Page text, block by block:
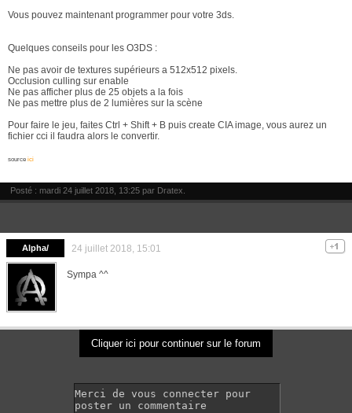
Vous pouvez maintenant programmer pour votre 3ds.
Quelques conseils pour les O3DS :
Ne pas avoir de textures supérieurs a 512x512 pixels.
Occlusion culling sur enable
Ne pas afficher plus de 25 objets a la fois
Ne pas mettre plus de 2 lumières sur la scène
Pour faire le jeu, faites Ctrl + Shift + B puis create CIA image, vous aurez un
fichier cci il faudra alors le convertir.
source ici
Posté : mardi 24 juillet 2018, 13:25 par Dratex
Alpha/ 24 juillet 2018, 15:01
Sympa ^^
Cliquer ici pour continuer sur le forum